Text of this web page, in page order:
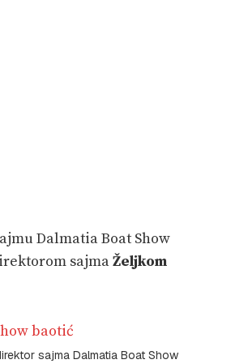
Dalmatia Boat Show
sajmaŽeljkom
sajma Dalmatia Boat Show